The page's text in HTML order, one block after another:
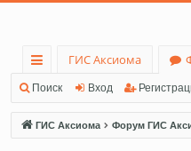
с
ы
лк
ГИС Аксиома
Поиск Вход
ГИС Аксиома Форум ГИС